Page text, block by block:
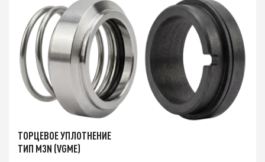
ТОРЦЕВОЕ УПЛОТНЕНИЕ
ТИП M3N (VGME)